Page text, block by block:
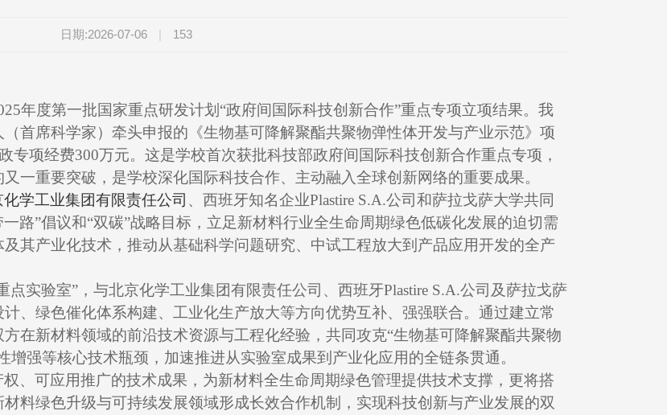
日期:2026-07-06 | 153
年度第一批国家重点研发计划 “政府间国际科技创新合作”重点专项立项结果。我
首席科学家）牵头申报的《生物基可降解聚酯共聚物弹性体开发与产业示范》项
专项经费300万元。这是学校首次获批科技部政府间国际科技创新合作重点专项，
一重要突破，是学校深化国际科技合作、主动融入全球创新网络的重要成果。
化学工业集团有限责任公司 、西班牙知名企业Plastire S.A.公司和萨拉戈萨大学共同
路”倡议和“双碳”战略目标，立足新材料行业全生命周期绿色低碳化发展的迫切需
其产业化技术，推动从基础科学问题研究、中试工程放大到产品应用开发的全产
点实验室”，与北京化学工业集团有限责任公司、西班牙Plastire S.A.公司及萨拉戈萨
、绿色催化体系构建、工业化生产放大等方向优势互补、强强联合。通过建立常
在新材料领域的前沿技术资源与工程化经验，共同攻克“生物基可降解聚酯共聚物
强等核心技术瓶颈，加速推进从实验室成果到产业化应用的全链条贯通。
、可应用推广的技术成果，为新材料全生命周期绿色管理提供技术支撑，更将搭
料绿色升级与可持续发展领域形成长效合作机制，实现科技创新与产业发展的双